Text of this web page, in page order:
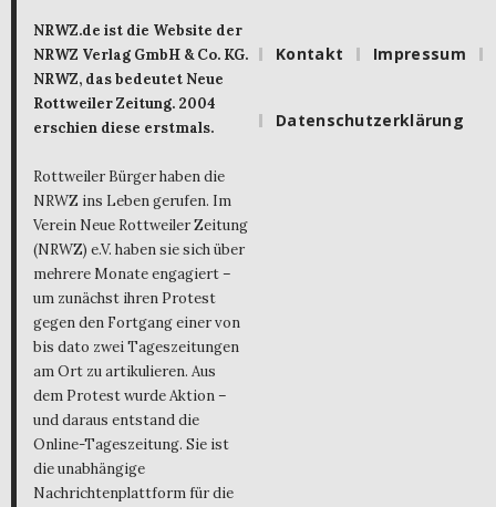
NRWZ.de ist die Website der
NRWZ Verlag GmbH & Co. KG.
NRWZ, das bedeutet Neue
Rottweiler Zeitung. 2004
erschien diese erstmals.
Rottweiler Bürger haben die
NRWZ ins Leben gerufen. Im
Verein Neue Rottweiler Zeitung
(NRWZ) e.V. haben sie sich über
mehrere Monate engagiert –
um zunächst ihren Protest
gegen den Fortgang einer von
bis dato zwei Tageszeitungen
am Ort zu artikulieren. Aus
dem Protest wurde Aktion –
und daraus entstand die
Online-Tageszeitung. Sie ist
die unabhängige
Nachrichtenplattform für die
Kontakt Impressum
Datenschutzerklärung